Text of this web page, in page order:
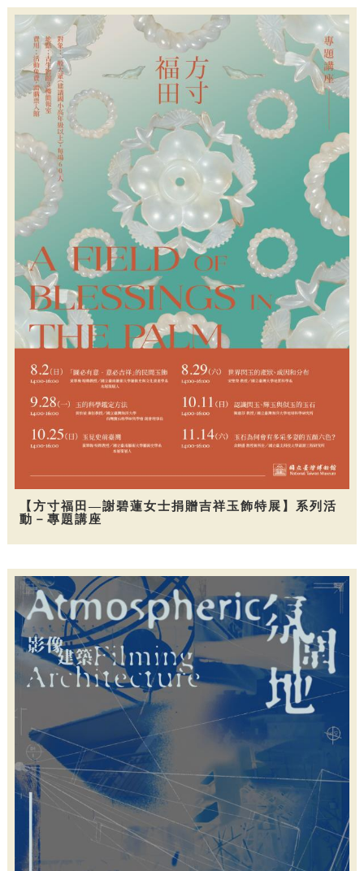
【方寸福田—謝碧蓮女士捐贈吉祥玉飾特展】系列活
動－專題講座